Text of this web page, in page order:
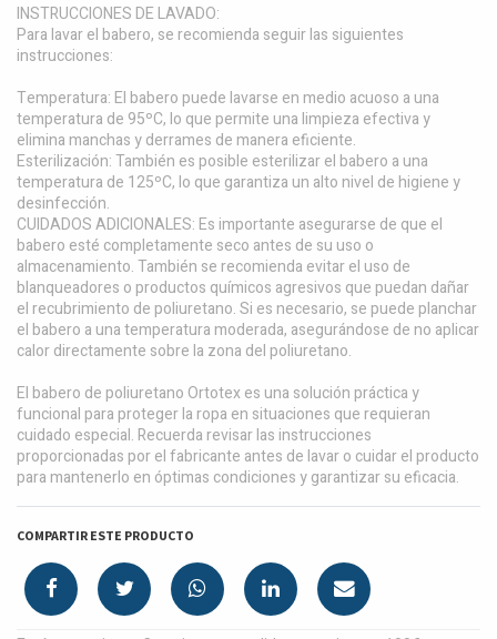
INSTRUCCIONES DE LAVADO:
Para lavar el babero, se recomienda seguir las siguientes
instrucciones:
Temperatura: El babero puede lavarse en medio acuoso a una
temperatura de 95ºC, lo que permite una limpieza efectiva y
elimina manchas y derrames de manera eficiente.
Esterilización: También es posible esterilizar el babero a una
temperatura de 125ºC, lo que garantiza un alto nivel de higiene y
desinfección.
CUIDADOS ADICIONALES: Es importante asegurarse de que el
babero esté completamente seco antes de su uso o
almacenamiento. También se recomienda evitar el uso de
blanqueadores o productos químicos agresivos que puedan dañar
el recubrimiento de poliuretano. Si es necesario, se puede planchar
el babero a una temperatura moderada, asegurándose de no aplicar
calor directamente sobre la zona del poliuretano.
El babero de poliuretano Ortotex es una solución práctica y
funcional para proteger la ropa en situaciones que requieran
cuidado especial. Recuerda revisar las instrucciones
proporcionadas por el fabricante antes de lavar o cuidar el producto
para mantenerlo en óptimas condiciones y garantizar su eficacia.
COMPARTIR ESTE PRODUCTO